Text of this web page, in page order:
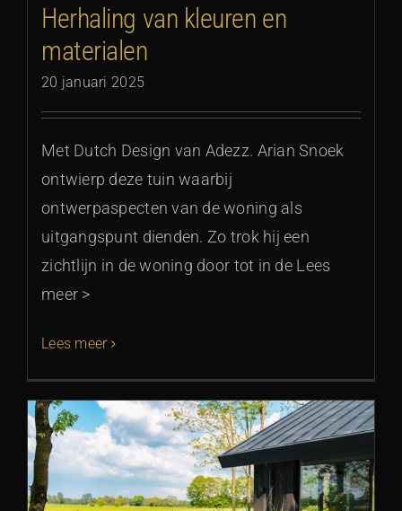
Herhaling van kleuren en
materialen
20 januari 2025
Met Dutch Design van Adezz. Arian Snoek
ontwierp deze tuin waarbij
ontwerpaspecten van de woning als
uitgangspunt dienden. Zo trok hij een
zichtlijn in de woning door tot in de Lees
meer >
Lees meer